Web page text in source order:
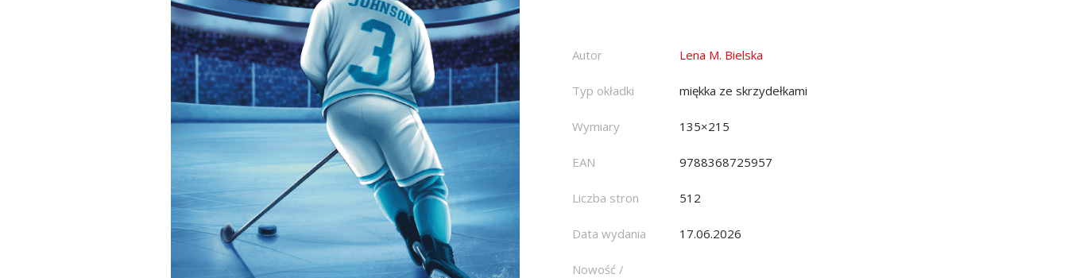
Autor Lena M. Bielska
Typ okładki miękka ze skrzydełkami
Wymiary 135×215
EAN 9788368725957
Liczba stron 512
Data wydania 17.06.2026
Nowość /